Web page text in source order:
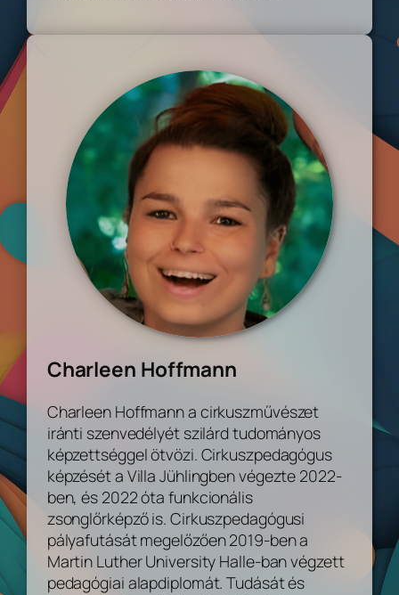
Charleen Hoffmann
Charleen Hoffmann a cirkuszművészet
iránti szenvedélyét szilárd tudományos
képzettséggel ötvözi. Cirkuszpedagógus
képzését a Villa Jühlingben végezte 2022-
ben, és 2022 óta funkcionális
zsonglőrképző is. Cirkuszpedagógusi
pályafutását megelőzően 2019-ben a
Martin Luther University Halle-ban végzett
pedagógiai alapdiplomát. Tudását és